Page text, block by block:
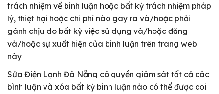
trách nhiệm về bình luận hoặc bất kỳ trách nhiệm pháp
lý, thiệt hại hoặc chi phí nào gây ra và/hoặc phải
gánh chịu do bất kỳ việc sử dụng và/hoặc đăng
và/hoặc sự xuất hiện của bình luận trên trang web
này.
Sửa Điện Lạnh Đà Nẵng có quyền giám sát tất cả các
bình luận và xóa bất kỳ bình luận nào có thể được coi